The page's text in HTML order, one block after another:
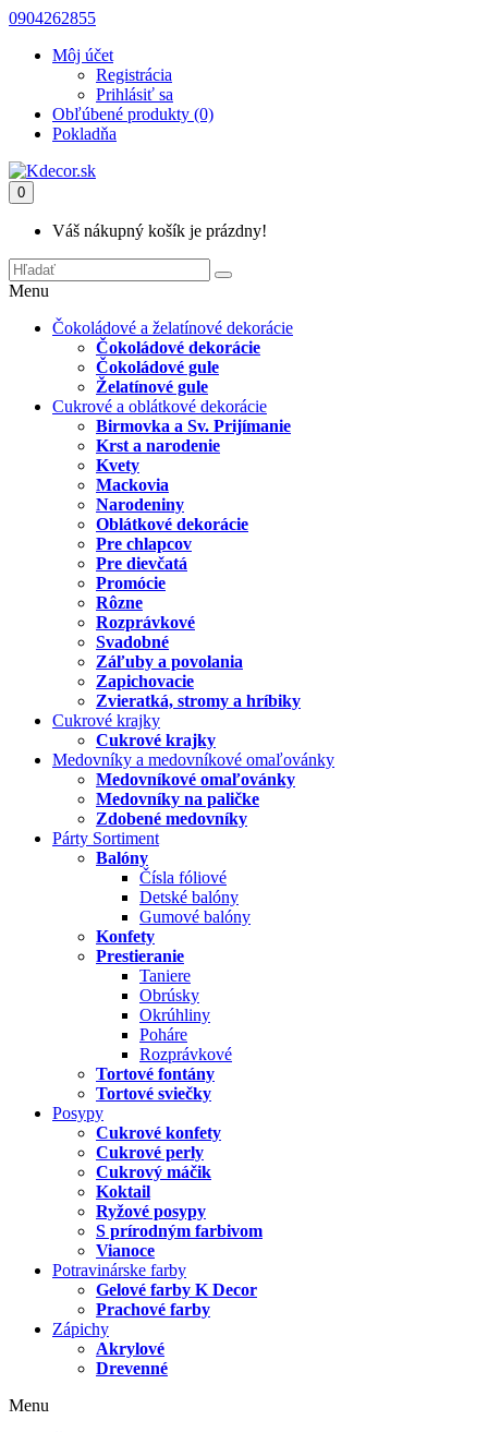
0904262855
Môj účet
Registrácia
Prihlásiť sa
Obľúbené produkty (0)
Pokladňa
0
Váš nákupný košík je prázdny!
Menu
Čokoládové a želatínové dekorácie
Čokoládové dekorácie
Čokoládové gule
Želatínové gule
Cukrové a oblátkové dekorácie
Birmovka a Sv. Prijímanie
Krst a narodenie
Kvety
Mackovia
Narodeniny
Oblátkové dekorácie
Pre chlapcov
Pre dievčatá
Promócie
Rôzne
Rozprávkové
Svadobné
Záľuby a povolania
Zapichovacie
Zvieratká, stromy a hríbiky
Cukrové krajky
Cukrové krajky
Medovníky a medovníkové omaľovánky
Medovníkové omaľovánky
Medovníky na paličke
Zdobené medovníky
Párty Sortiment
Balóny
Čísla fóliové
Detské balóny
Gumové balóny
Konfety
Prestieranie
Taniere
Obrúsky
Okrúhliny
Poháre
Rozprávkové
Tortové fontány
Tortové sviečky
Posypy
Cukrové konfety
Cukrové perly
Cukrový máčik
Koktail
Ryžové posypy
S prírodným farbivom
Vianoce
Potravinárske farby
Gelové farby K Decor
Prachové farby
Zápichy
Akrylové
Drevenné
Menu